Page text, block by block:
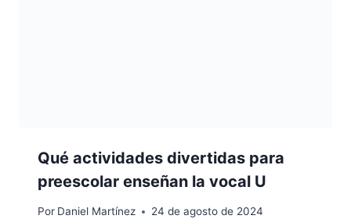
Qué actividades divertidas para
preescolar enseñan la vocal U
Por Daniel Martínez 24 de agosto de 2024